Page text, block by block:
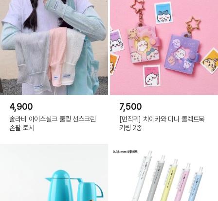
4,900
솔라비 아이스실크 쿨링 선스크린
손팔 토시
7,500
[먼작귀] 치이카와 미니 콜렉트북
키링 2종